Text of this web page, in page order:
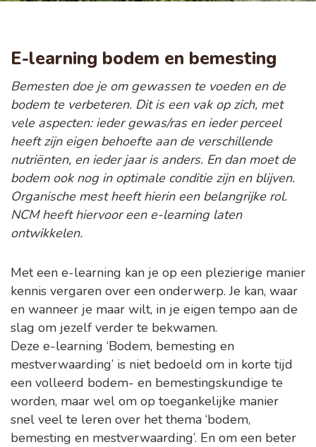
E-learning bodem en bemesting
Bemesten doe je om gewassen te voeden en de
bodem te verbeteren. Dit is een vak op zich, met
vele aspecten: ieder gewas/ras en ieder perceel
heeft zijn eigen behoefte aan de verschillende
nutriënten, en ieder jaar is anders. En dan moet de
bodem ook nog in optimale conditie zijn en blijven.
Organische mest heeft hierin een belangrijke rol.
NCM heeft hiervoor een e-learning laten
ontwikkelen.
Met een e-learning kan je op een plezierige manier
kennis vergaren over een onderwerp. Je kan, waar
en wanneer je maar wilt, in je eigen tempo aan de
slag om jezelf verder te bekwamen.
Deze e-learning ‘Bodem, bemesting en
mestverwaarding’ is niet bedoeld om in korte tijd
een volleerd bodem- en bemestingskundige te
worden, maar wel om op toegankelijke manier
snel veel te leren over het thema ‘bodem,
bemesting en mestverwaarding’. En om een beter